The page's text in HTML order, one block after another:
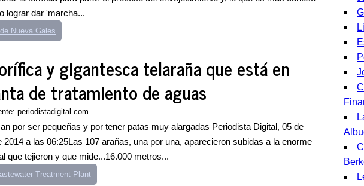
lograr dar 'marcha...
Nueva Gales
y gigantesca telaraña que está en
de tratamiento de aguas
periodistadigital.com
por ser pequeñas y por tener patas muy alargadas Periodista Digital, 05 de
2014 a las 06:25Las 107 arañas, una por una, aparecieron subidas a la enorme
que tejieron y que mide...16.000 metros...
Treatment Plant